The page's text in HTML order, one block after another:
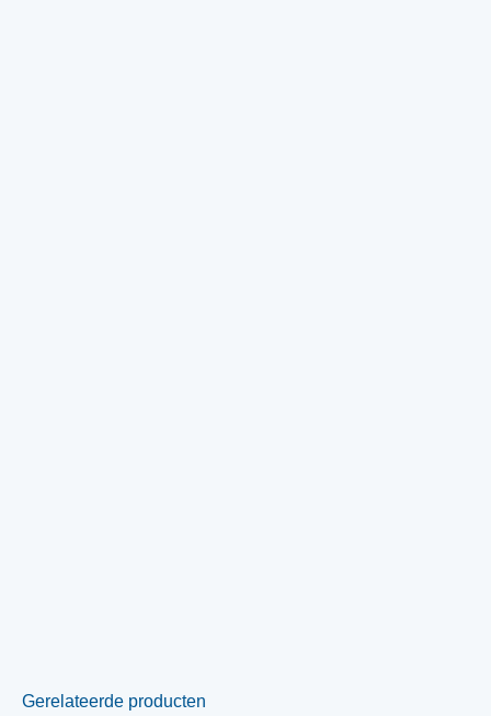
Gerelateerde producten